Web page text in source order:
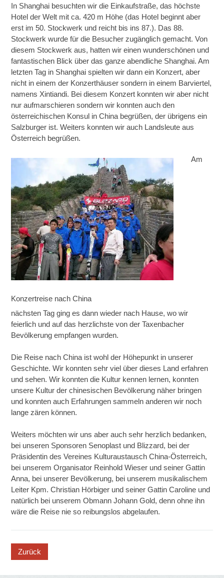
In Shanghai besuchten wir die Einkaufstraße, das höchste
Hotel der Welt mit ca. 420 m Höhe (das Hotel beginnt aber
erst im 50. Stockwerk und reicht bis ins 87.). Das 88.
Stockwerk wurde für die Besucher zugänglich gemacht. Von
diesem Stockwerk aus, hatten wir einen wunderschönen und
fantastischen Blick über das ganze abendliche Shanghai. Am
letzten Tag in Shanghai spielten wir dann ein Konzert, aber
nicht in einem der Konzerthäuser sondern in einem Barviertel,
namens Xintiandi. Bei diesem Konzert konnten wir aber nicht
nur aufmarschieren sondern wir konnten auch den
österreichischen Konsul in China begrüßen, der übrigens ein
Salzburger ist. Weiters konnten wir auch Landsleute aus
Österreich begrüßen.
Konzertreise nach China
Am
nächsten Tag ging es dann wieder nach Hause, wo wir
feierlich und auf das herzlichste von der Taxenbacher
Bevölkerung empfangen wurden.
Die Reise nach China ist wohl der Höhepunkt in unserer
Geschichte. Wir konnten sehr viel über dieses Land erfahren
und sehen. Wir konnten die Kultur kennen lernen, konnten
unsere Kultur der chinesischen Bevölkerung näher bringen
und konnten auch Erfahrungen sammeln anderen wir noch
lange zären können.
Weiters möchten wir uns aber auch sehr herzlich bedanken,
bei unseren Sponsoren Senoplast und Blizzard, bei der
Präsidentin des Vereines Kulturaustausch China-Österreich,
bei unserem Organisator Reinhold Wieser und seiner Gattin
Anna, bei unserer Bevölkerung, bei unserem musikalischem
Leiter Kpm. Christian Hörbiger und seiner Gattin Caroline und
natürlich bei unserem Obmann Johann Gold, denn ohne ihn
wäre die Reise nie so reibungslos abgelaufen.
button